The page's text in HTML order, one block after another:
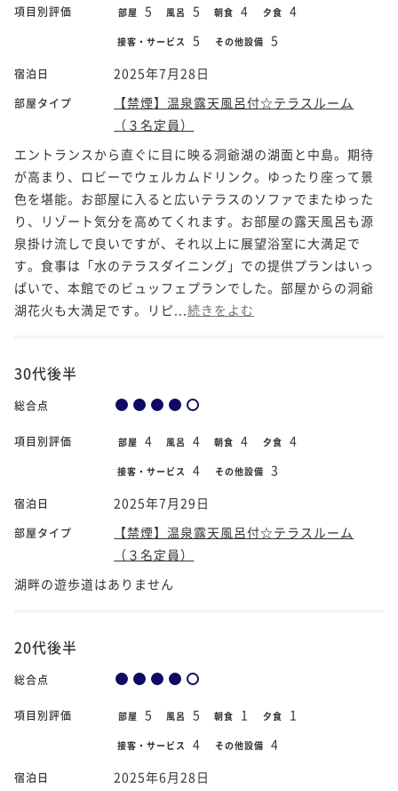
項目別評価 部屋 5 風呂 5 朝食 4 夕食 4
接客・サービス 5 その他設備 5
宿泊日 2025年7月28日
部屋タイプ
【禁煙】温泉露天風呂付☆テラスルーム
（３名定員）
エントランスから直ぐに目に映る洞爺湖の湖面と中島。期待
が高まり、ロビーでウェルカムドリンク。ゆったり座って景
色を堪能。お部屋に入ると広いテラスのソファでまたゆった
り、リゾート気分を高めてくれます。お部屋の露天風呂も源
泉掛け流しで良いですが、それ以上に展望浴室に大満足で
す。食事は「水のテラスダイニング」での提供プランはいっ
ぱいで、本館でのビュッフェプランでした。部屋からの洞爺
湖花火も大満足です。リピ... 続きをよむ
30代後半
総合点
項目別評価 部屋 4 風呂 4 朝食 4 夕食 4
接客・サービス 4 その他設備 3
宿泊日 2025年7月29日
部屋タイプ
【禁煙】温泉露天風呂付☆テラスルーム
（３名定員）
湖畔の遊歩道はありません
20代後半
総合点
項目別評価 部屋 5 風呂 5 朝食 1 夕食 1
接客・サービス 4 その他設備 4
宿泊日 2025年6月28日